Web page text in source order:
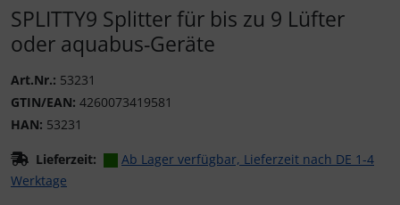
SPLITTY9 Splitter für bis zu 9 Lüfter
oder aquabus-Geräte
Art.Nr.: 53231
GTIN/EAN: 4260073419581
HAN: 53231
Lieferzeit:
Ab Lager verfügbar, Lieferzeit nach DE 1-4
Werktage